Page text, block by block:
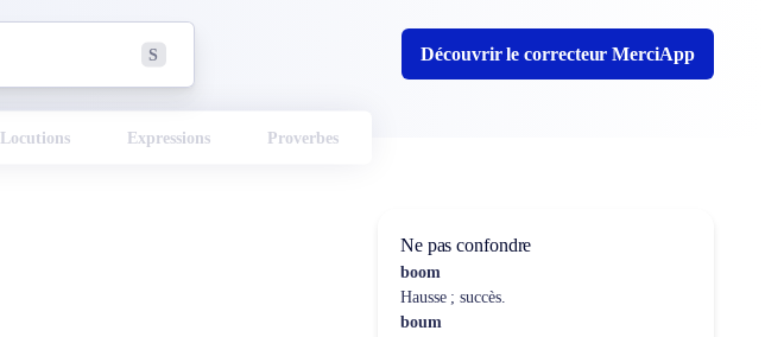
S Découvrir le correcteur MerciApp
Locutions Expressions Proverbes
Ne pas confondre
boom
Hausse ; succès.
boum